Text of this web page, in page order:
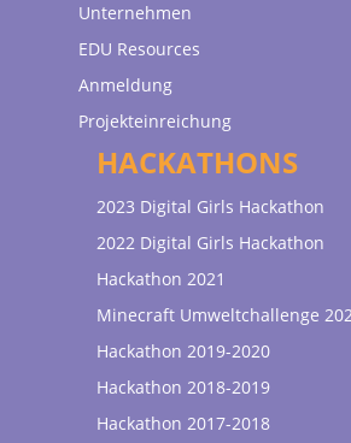
Unternehmen
EDU Resources
Anmeldung
Projekteinreichung
HACKATHONS
2023 Digital Girls Hackathon
2022 Digital Girls Hackathon
Hackathon 2021
Minecraft Umweltchallenge
Hackathon 2019-2020
Hackathon 2018-2019
Hackathon 2017-2018